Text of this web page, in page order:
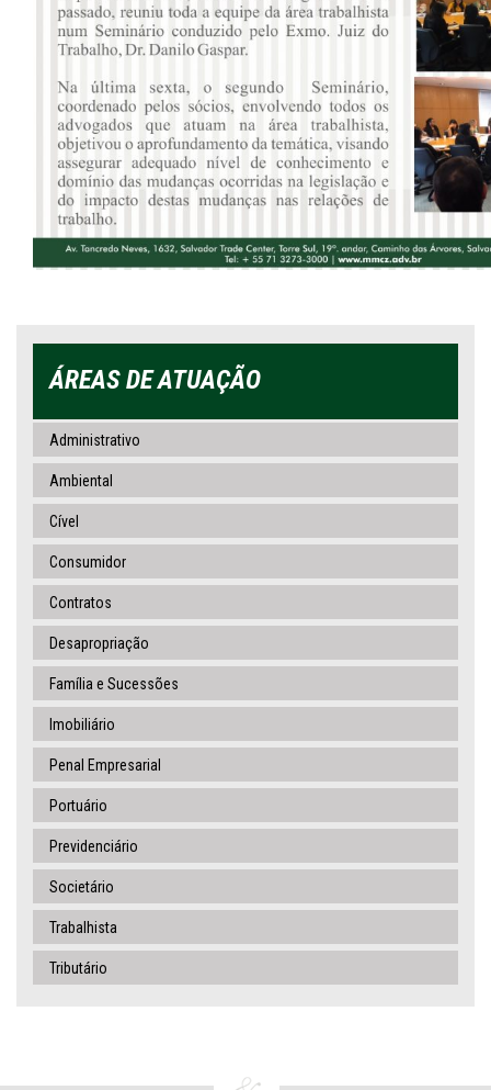
ÁREAS DE ATUAÇÃO
Administrativo
Ambiental
Cível
Consumidor
Contratos
Desapropriação
Família e Sucessões
Imobiliário
Penal Empresarial
Portuário
Previdenciário
Societário
Trabalhista
Tributário